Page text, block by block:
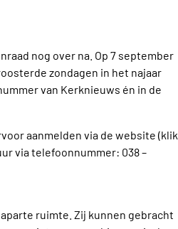
nog over na. Op 7 september
zondagen in het najaar
van Kerknieuws én in de
aanmelden via de website (klik
via telefoonnummer: 038 –
ruimte. Zij kunnen gebracht